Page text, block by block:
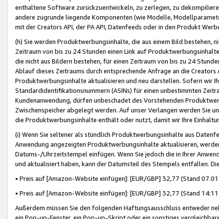
enthaltene Software zurückzuentwickeln, zu zerlegen, zu
andere zugrunde liegende Komponenten (wie Modelle,
mit der Creators API, der PA API, Datenfeeds oder in den Produkt
(h) Sie werden Produktwerbungsinhalte, die aus einem Bild bestehen,
Zeitraum von bis zu 24 Stunden einen Link auf
die nicht aus Bildern bestehen, für einen Zeitraum von bis zu 24
Ablauf dieses Zeitraums durch entsprechende Anfrage an die
Produktwerbungsinhalte aktualisieren und neu darstellen. Sofern wir
Standardidentifikationsnummern (ASINs) für einen unbestimmten
Kundenanwendung, dürfen unbeschadet des Vorstehenden
Zwischenspeicher abgelegt werden. Auf unser Verlangen werden Sie
die Produktwerbungsinhalte enthält oder nutzt, damit wir Ihre
(i) Wenn Sie seltener als stündlich Produktwerbungsinhalte aus
Anwendung angezeigten Produktwerbungsinhalte aktualisieren,
Datums-/Uhrzeitstempel einfügen. Wenn Sie jedoch die in Ihrer
und aktualisiert haben, kann der Datumsteil des Stempels entfallen.
• Preis auf [Amazon-Website einfügen]: [EUR/GBP] 32,77 (Stand
• Preis auf [Amazon-Website einfügen]: [EUR/GBP] 32,77 (Stand
Außerdem müssen Sie den folgenden Haftungsausschluss entweder
ein Pop-up-Fenster, ein Pop-up-Skript oder ein sonstiges